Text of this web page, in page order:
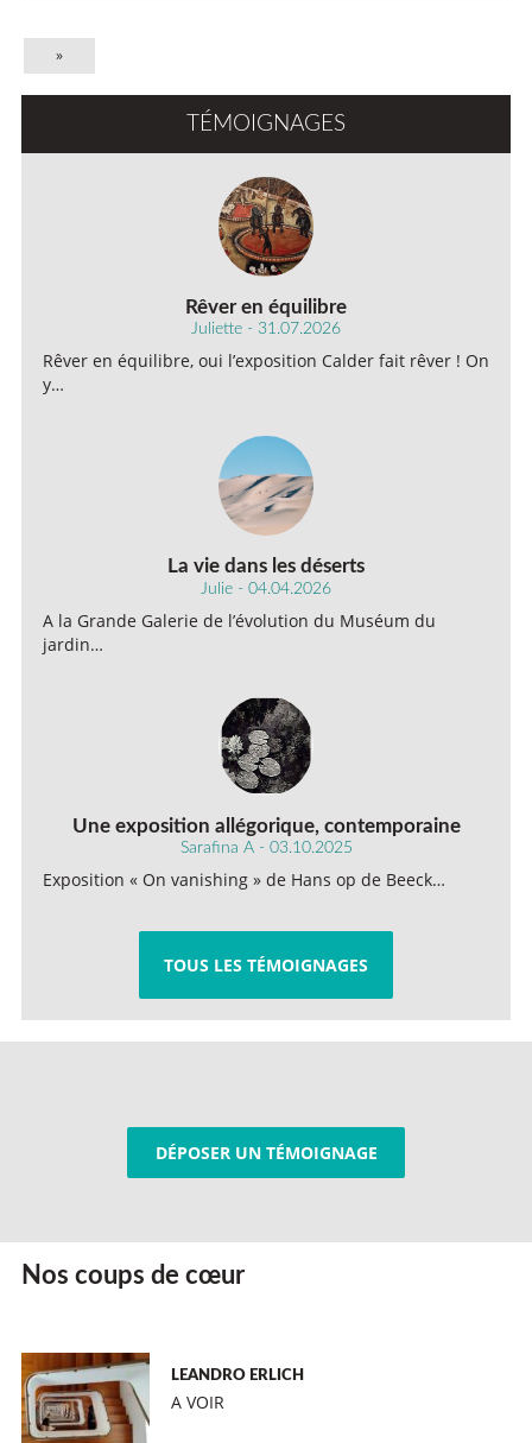
»
TÉMOIGNAGES
Rêver en équilibre
Juliette - 31.07.2026
Rêver en équilibre, oui l’exposition Calder fait rêver ! On
y…
La vie dans les déserts
Julie - 04.04.2026
A la Grande Galerie de l’évolution du Muséum du
jardin…
Une exposition allégorique, contemporaine
Sarafina A - 03.10.2025
Exposition « On vanishing » de Hans op de Beeck…
TOUS LES TÉMOIGNAGES
DÉPOSER UN TÉMOIGNAGE
Nos coups de cœur
LEANDRO ERLICH
A VOIR